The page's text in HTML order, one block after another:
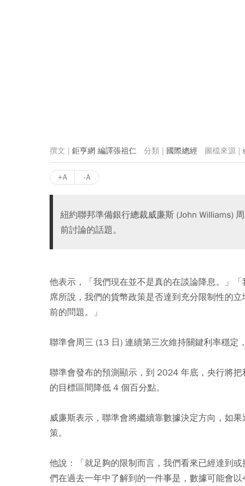
鉅亨網 編譯張祖仁 國際總經
+A -A
紐約聯邦準備銀行總裁威廉斯 (John Williams)
前討論的話題。
他表示，「我們現在並不是真的在談論降息。」
席所說，我們的貨幣政策是否達到充分限制性的
前的問題。」
聯準會周三 (13 日) 連續第三次維持關鍵利率穩定
聯準會發布的預測顯示，到 2024 年底，央行將
的目標區間降低 4 個百分點。
威廉斯表示，聯準會將繼續靠數據決定方向，如
策。
他說：「就足夠的限制而言，我們看來已經達到
們在過去一年中了解到的一件事是，數據可能會